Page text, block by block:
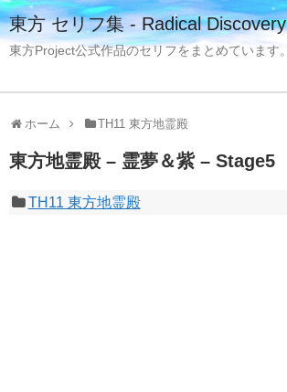
東方 セリフ集 - Radical Discovery
東方Project公式作品のセリフをまとめています。
ホーム TH11 東方地霊殿
東方地霊殿 – 霊夢＆紫 – Stage5
TH11 東方地霊殿